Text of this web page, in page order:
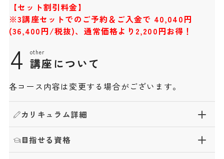
【セット割引料金】
※3講座セットでのご予約＆ご入金で 40,040円
(36,400円/税抜)、通常価格より2,200円お得！
4 other
講座について
各コース内容は変更する場合がございます。
カリキュラム詳細
目指せる資格